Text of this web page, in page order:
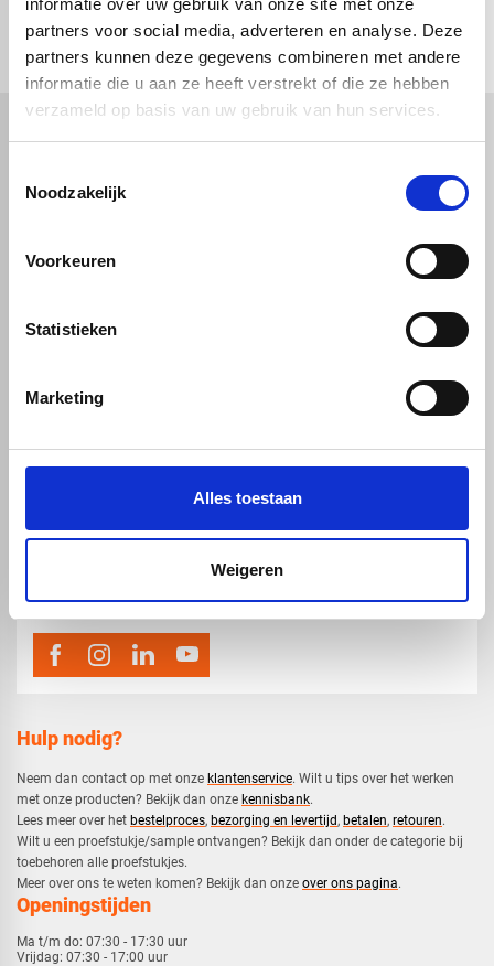
informatie over uw gebruik van onze site met onze
partners voor social media, adverteren en analyse. Deze
partners kunnen deze gegevens combineren met andere
informatie die u aan ze heeft verstrekt of die ze hebben
verzameld op basis van uw gebruik van hun services.
Noodzakelijk
Voorkeuren
Statistieken
Marketing
Alles toestaan
Weigeren
Vanaf€ 750,-gratis bezorgd
check_circle
check_circle2-5dagen levertijd
Kunststof voorzetramen
Kunststof platen
HPL platen
Technische kunststoffen
Hulp nodig?
Neem dan contact op met onze klantenservice. Wilt u tips over het werken
met onze producten? Bekijk dan onze kennisbank.
​Lees meer over het bestelproces, bezorging en levertijd, betalen, retouren.​
​Wilt u een proefstukje/sample ontvangen? Bekijk dan onder de categorie bij
toebehoren alle proefstukjes.
​​Meer over ons te weten komen? Bekijk dan onze over ons pagina.
Openingstijden
Ma t/m do: 07:30 - 17:30 uur
Vrijdag: 07:30 - 17:00 uur
map Veensesteeg 8, 4264 KG Veen
mail info@voskunststoffen.nl